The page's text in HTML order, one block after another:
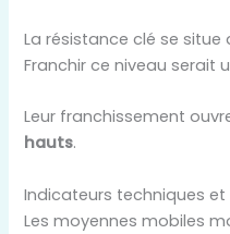
La résistance clé se situe
Franchir ce niveau serait
Leur franchissement
hauts.
Indicateurs techniques
Les moyennes mobiles